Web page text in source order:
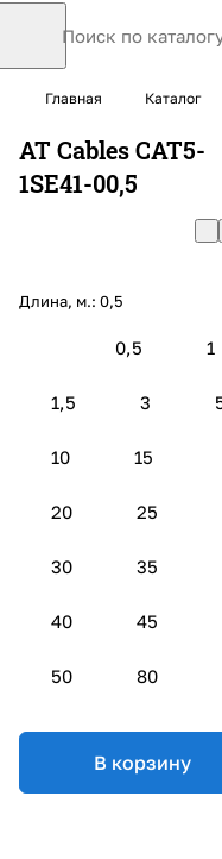
Главная Каталог
AT Cables CAT5-
1SE41-00,5
Длина, м.: 0,5
0,5 1
1,5 3
10 15
20 25
30 35
40 45
50 80
В корзину